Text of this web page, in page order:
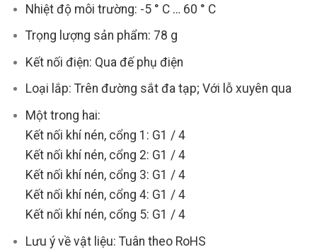
Nhiệt độ môi trường: -5 ° C … 60 ° C
Trọng lượng sản phẩm: 78 g
Kết nối điện: Qua đế phụ điện
Loại lắp: Trên đường sắt đa tạp; Với lỗ xuyên qua
Một trong hai:
Kết nối khí nén, cổng 1: G1 / 4
Kết nối khí nén, cổng 2: G1 / 4
Kết nối khí nén, cổng 3: G1 / 4
Kết nối khí nén, cổng 4: G1 / 4
Kết nối khí nén, cổng 5: G1 / 4
Lưu ý về vật liệu: Tuân theo RoHS